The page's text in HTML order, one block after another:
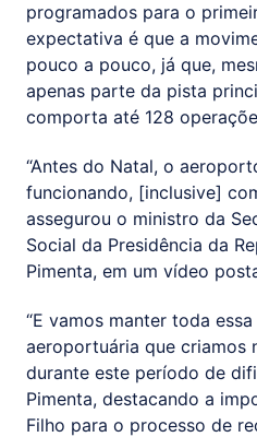
programados para o
expectativa é que a
pouco a pouco, já que,
apenas parte da pista
comporta até 128
“Antes do Natal, o
funcionando, [inclusive]
assegurou o ministro da
Social da Presidência da
Pimenta, em um vídeo
“E vamos manter toda
aeroportuária que criamos
durante este período de
Pimenta, destacando a
Filho para o processo de